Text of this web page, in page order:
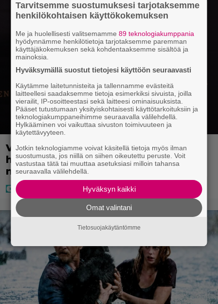
Vappu Pimiä söi Portugalissa
hanhenkauloja – näin erikoiselta ne
näyttävät
Tarvitsemme suostumuksesi tarjotaksemme
henkilökohtaisen käyttökokemuksen
Me ja huolellisesti valitsemamme89 teknologiakumppania
hyödynnämme henkilötietoja tarjotaksemme paremman
käyttäjäkokemuksen sekä kohdentaaksemme sisältöä ja
mainoksia.
Hyväksymällä suostut tietojesi käyttöön seuraavasti
Käytämme laitetunnisteita ja tallennamme evästeitä
laitteellesi saadaksemme tietoja esimerkiksi sivuista, joilla
vierailit, IP-osoitteestasi sekä laitteesi ominaisuuksista.
Pääset tutustumaan yksityiskohtaisesti käyttötarkoituksiin ja
teknologiakumppaneihimme seuraavalla välilehdellä.
Hylkääminen voi vaikuttaa sivuston toimivuuteen ja
käytettävyyteen.
Jotkin teknologiamme voivat käsitellä tietoja myös ilman
suostumusta, jos niillä on siihen oikeutettu peruste. Voit
vastustaa tätä tai muuttaa asetuksiasi milloin tahansa
seuraavalla välilehdellä.
Hyväksyn kaikki
Omat valintani
Tietosuojakäytäntömme